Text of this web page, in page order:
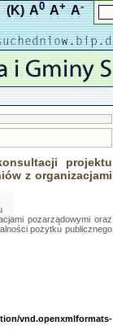
(K) A0 A+ A-
projektu
z organizacjami
pozarządowymi oraz
pożytku publicznego
vnd.openxmlformats-